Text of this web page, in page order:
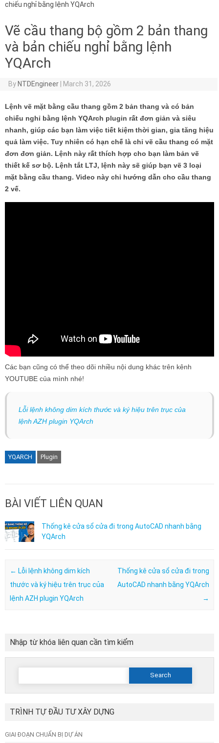
chiếu nghỉ bằng lệnh YQArch
Vẽ cầu thang bộ gồm 2 bản thang
và bản chiếu nghỉ bằng lệnh
YQArch
ByNTDEngineer | March 31, 2026
Lệnh vẽ mặt bằng cầu thang gồm 2 bản thang và có bản
chiếu nghỉ bằng lệnh YQArch plugin rất đơn giản và siêu
nhanh, giúp các bạn làm việc tiết kiệm thời gian, gia tăng hiệu
quả làm việc. Tuy nhiên có hạn chế là chỉ vẽ cầu thang có mặt
đơn đơn giản. Lệnh này rất thích hợp cho bạn làm bản vẽ
thiết kế sơ bộ. Lệnh tắt LTJ, lệnh này sẽ giúp bạn vẽ 3 loại
mặt bằng cầu thang. Video này chỉ hướng dẫn cho cầu thang
2 vế.
Các bạn cũng có thể theo dõi nhiều nội dung khác trên kênh
YOUTUBE của mình nhé!
Lỗi lệnh không dim kích thước và ký hiệu trên trục của
lệnh AZH plugin YQArch
YQARCH Plugin
BÀI VIẾT LIÊN QUAN
Thống kê cửa sổ cửa đi trong AutoCAD nhanh bằng
YQArch
Post navigation
← Lỗi lệnh không dim kích
thước và ký hiệu trên trục của
lệnh AZH plugin YQArch
Thống kê cửa sổ cửa đi trong
AutoCAD nhanh bằng YQArch
→
Nhập từ khóa liên quan cần tìm kiểm
Search
TRÌNH TỰ ĐẦU TƯ XÂY DỰNG
GIAI ĐOẠN CHUẨN BỊ DỰ ÁN